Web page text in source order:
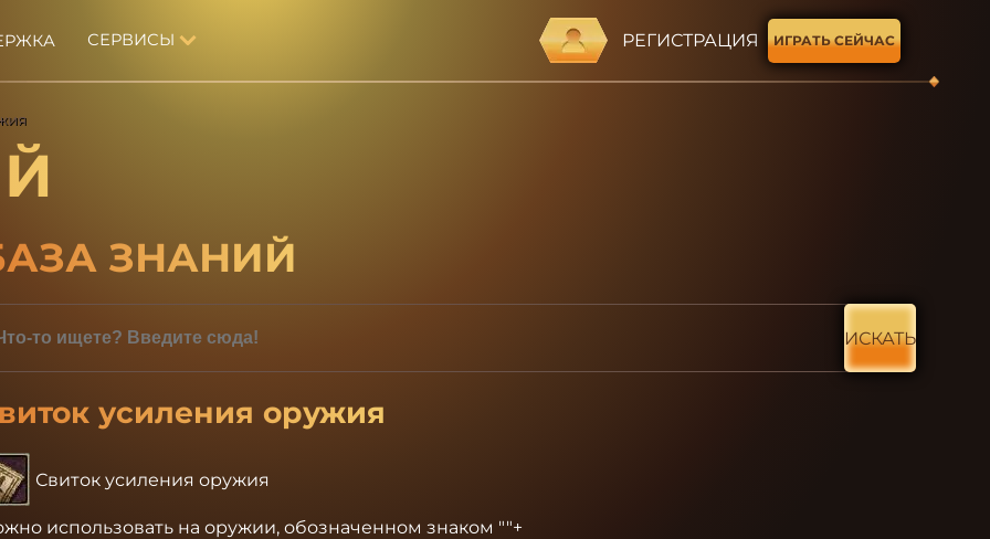
СЕРВИСЫ РЕГИСТРАЦИЯ ИГРАТЬ СЕЙЧАС
ЗНАНИЙ
ИСКАТЬ
усиления оружия
Свиток усиления оружия
использовать на оружии, обозначенном знаком ""+